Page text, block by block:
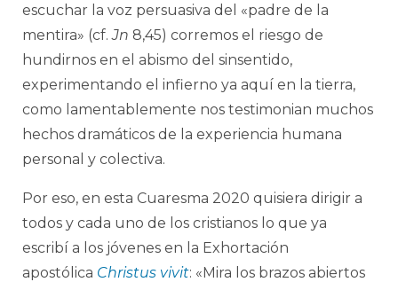
escuchar la voz persuasiva del «padre de la
mentira» (cf.Jn 8,45) corremos el riesgo de
hundirnos en el abismo del sinsentido,
experimentando el infierno ya aquí en la tierra,
como lamentablemente nos testimonian muchos
hechos dramáticos de la experiencia humana
personal y colectiva.
Por eso, en esta Cuaresma 2020 quisiera dirigir a
todos y cada uno de los cristianos lo que ya
escribí a los jóvenes en la Exhortación
apostólica Christus vivit: «Mira los brazos abiertos